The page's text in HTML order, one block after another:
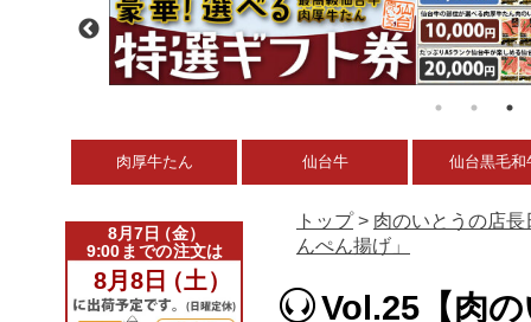
肉厚牛たん 仙台牛 仙台黒毛和
トップ> 肉のいとうの店長
んぺん揚げ」
Vol.25【肉